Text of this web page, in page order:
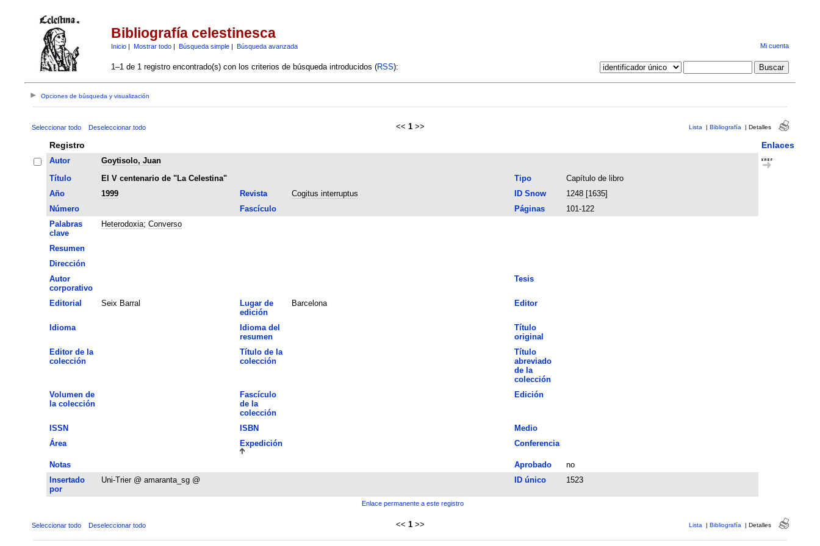
Bibliografía celestinesca
Inicio| Mostrar todo| Búsqueda simple| Búsqueda avanzada Mi cuenta
1–1 de 1 registro encontrado(s) con los criterios de búsqueda introducidos (RSS):
Opciones de búsqueda y visualización
Seleccionar todo Deseleccionar todo << 1 >> Lista | Bibliografía | Detalles
Registro Enlaces
Autor
Goytisolo, Juan
Título
El V centenario de "La Celestina" Tipo
Capítulo de libro
Año
1999 Revista Cogitus interruptus ID Snow
1248 [1635]
Número
Fascículo Páginas
101-122
Palabras
clave
Heterodoxia; Converso
Resumen
Dirección
Autor
corporativo
Tesis
Editorial Seix Barral
Lugar de
edición
Barcelona Editor
Idioma
Idioma del
resumen
Título
original
Editor de la
colección
Título de la
colección
Título
abreviado
de la
colección
Volumen de
la colección
Fascículo
de la
colección
Edición
ISSN ISBN
Medio
Área
Expedición Conferencia
Notas Aprobado
no
Insertado
por
Uni-Trier @ amaranta_sg @ ID único 1523
Enlace permanente a este registro
Seleccionar todo Deseleccionar todo << 1 >> Lista | Bibliografía | Detalles